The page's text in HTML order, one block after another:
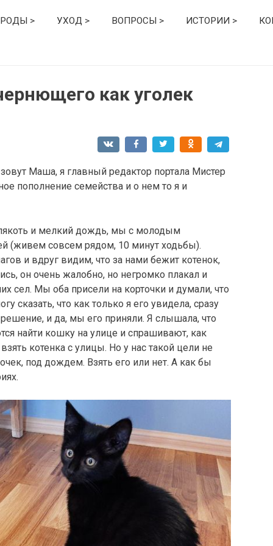
> УХОД > ВОПРОСЫ > ИСТОРИИ >
как уголек
Маша, я главный редактор портала Мистер
пополнение семейства и о нем то я и
и мелкий дождь, мы с молодым
(живем совсем рядом, 10 минут ходьбы).
и вдруг видим, что за нами бежит котенок,
он очень жалобно, но негромко плакал и
сел. Мы оба присели на корточки и думали, что
сказать, что как только я его увидела, сразу
и да, мы его приняли. Я слышала, что
найти кошку на улице и спрашивают, как
котенка с улицы. Но у нас такой цели не
под дождем. Взять его или нет. А как бы